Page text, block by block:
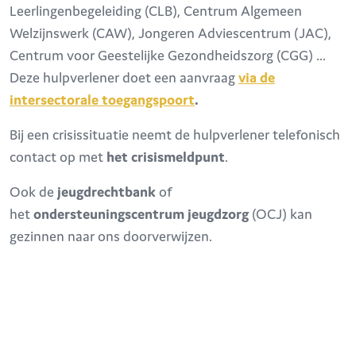
Leerlingenbegeleiding (CLB), Centrum Algemeen
Welzijnswerk (CAW), Jongeren Adviescentrum (JAC),
Centrum voor Geestelijke Gezondheidszorg (CGG) …
Deze hulpverlener doet een aanvraagvia de
intersectorale toegangspoort.
Bij een crisissituatie neemt de hulpverlener telefonisch
contact op met het crisismeldpunt.
Ook de jeugdrechtbank of
hetondersteuningscentrum jeugdzorg(OCJ) kan
gezinnen naar ons doorverwijzen.